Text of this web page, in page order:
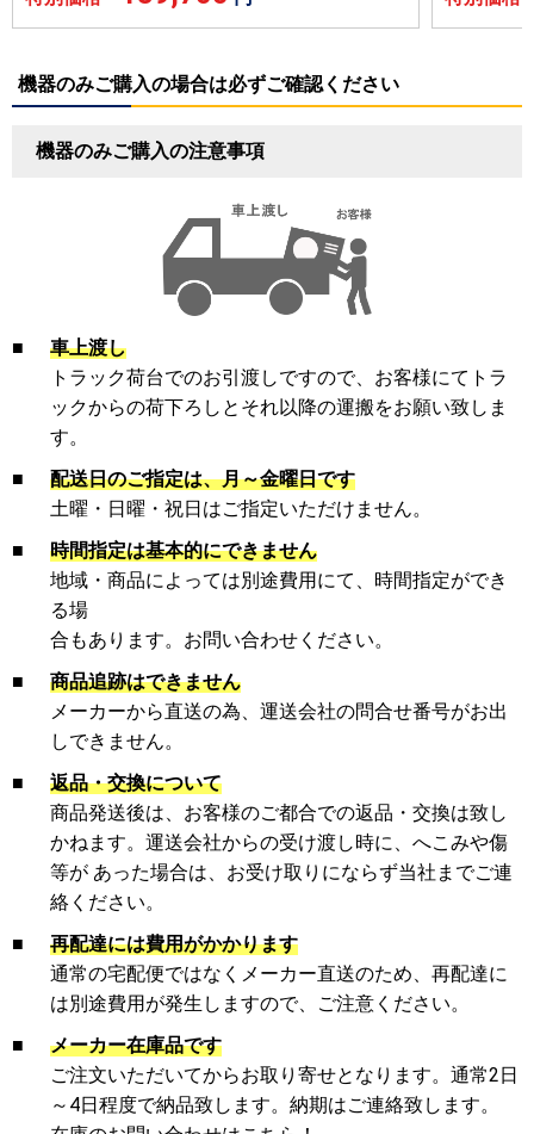
機器のみご購入の場合は必ずご確認ください
機器のみご購入の注意事項
■
車上渡し
トラック荷台でのお引渡しですので、お客様にてトラ
ックからの荷下ろしとそれ以降の運搬をお願い致しま
す。
■
配送日のご指定は、月～金曜日です
土曜・日曜・祝日はご指定いただけません。
■
時間指定は基本的にできません
地域・商品によっては別途費用にて、時間指定ができ
る場
合もあります。お問い合わせください。
■
商品追跡はできません
メーカーから直送の為、運送会社の問合せ番号がお出
しできません。
■
返品・交換について
商品発送後は、お客様のご都合での返品・交換は致し
かねます。運送会社からの受け渡し時に、へこみや傷
等が あった場合は、お受け取りにならず当社までご連
絡ください。
■
再配達には費用がかかります
通常の宅配便ではなくメーカー直送のため、再配達に
は別途費用が発生しますので、ご注意ください。
■
メーカー在庫品です
ご注文いただいてからお取り寄せとなります。通常2日
～4日程度で納品致します。納期はご連絡致します。